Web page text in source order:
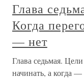
Глава
Когда
— нет
Глава седьмая.
начинать, а когда